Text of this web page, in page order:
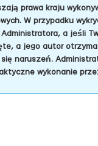
prawa kraju
W przypadku
a jeśli
a jego autor
naruszeń.
wykonanie